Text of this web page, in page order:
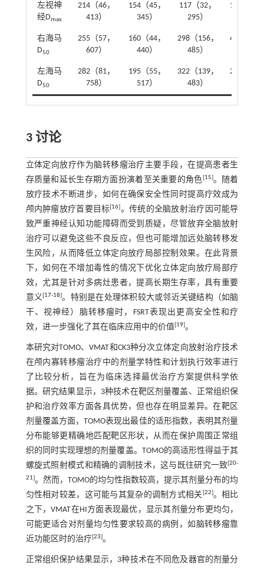
左视神
经Dmax
214（46，
413）
154（45，
345）
117（32，
295）
1.62
右海马
D50
255（57，
607）
160（44，
440）
298（156，
485）
4.09
左海马
D50
282（81，
758）
195（55，
517）
322（139，
483）
2.21
3 讨论
立体定向放疗作为脑转移瘤治疗主要手段，在提高患者生
存质量和延长生存期方面扮演着至关重要的角色[15]。随着
放疗技术不断进步，如何在确保安全性同时提高疗效成为
颅内肿瘤放疗首要目标[16]。传统的全脑放射治疗因可能导
致严重神经认知功能障碍而受到质疑，尽管放弃全脑放射
治疗可以避免这些不良反应，但也可能增加远处脑转移发
生风险，从而降低立体定向放疗局部控制效果。在此背景
下，如何在不增加毒性的情况下优化立体定向放疗局部疗
效，尤其是针对多病灶患者，提高长期生存率，具有重要
意义[17-18]。特别是在处理体积较大或邻近关键结构（如脑
干、视神经）脑转移瘤时，FSRT表现出更高安全性和疗
效，进一步强化了其在临床应用中的价值[19]。
本研究对TOMO、VMAT和CK3种分次立体定向放射治疗技术
在颅内寡转移瘤治疗中的剂量学特性和计划执行效率进行
了比较分析，旨在为临床选择最优治疗方案提供科学依
据。研究结果显示，3种技术在靶区剂量覆盖、正常组织保
护和治疗效率方面各具优势，但也存在明显差异。在靶区
剂量覆盖方面，TOMO表现出最佳的适形指数，表明其剂量
分布能够更精确地匹配靶区形状，从而在保护周围正常组
织的同时实现理想的剂量覆盖。TOMO的高适形性得益于其
螺旋式照射模式和精确的调制技术，这与既往研究一致[20-
21]。然而，TOMO的均匀性指数较高，提示其剂量分布的均
匀性相对较差，这可能与其复杂的调制方式相关 [22]。相比
之下，VMAT在HI方面表现最优，显示其剂量分布更均匀，
可能更适合对剂量均匀性要求较高的病例，如脑转移瘤靠
近功能区时的治疗[23]。
正常组织保护结果显示，3种技术在不同危及器官的剂量分